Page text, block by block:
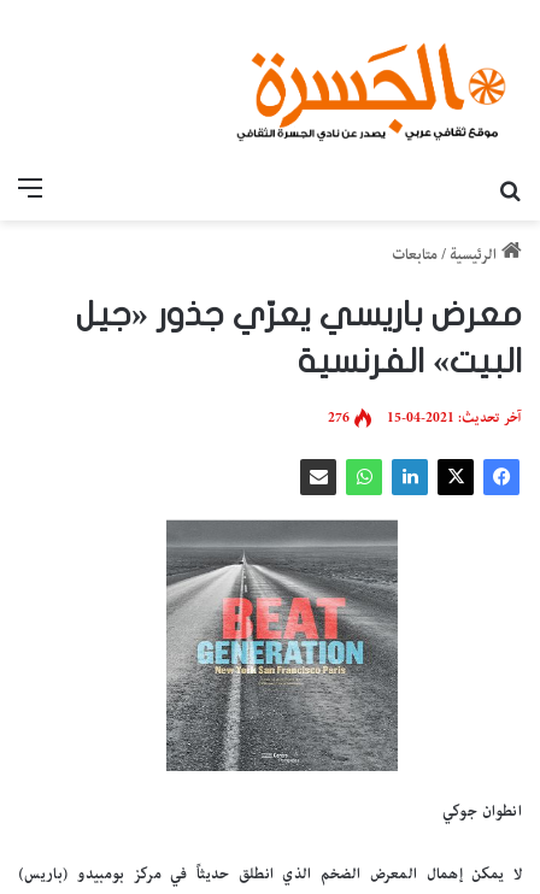
الرئيسية /متابعات
معرض باريسي يعرّي جذور «جيل
البيت» الفرنسية
آخر تحديث: 2021-04-15 276
انطوان جوكي
لا يمكن إهمال المعرض الضخم الذي انطلق حديثاً في مركز بومبيدو (باريس)